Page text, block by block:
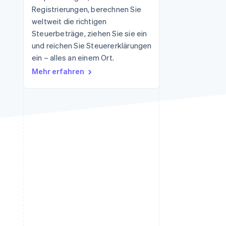
Stripe-Sessions 2026
Erfahren Sie, wie Stripe
Lösungen für die
Wirtschaftsinfrastruktur
Registrierungen, berechnen Sie
weltweit die richtigen
Steuerbeträge, ziehen Sie sie ein
und reichen Sie Steuererklärungen
ein – alles an einem Ort.
Mehr erfahren